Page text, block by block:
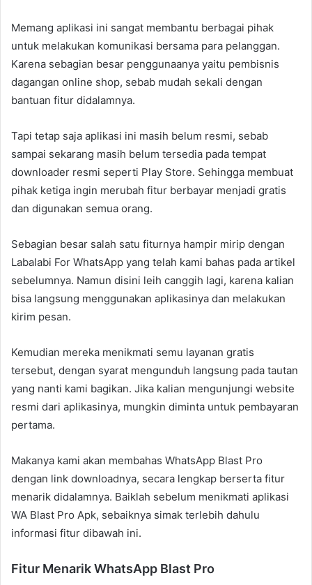
Memang aplikasi ini sangat membantu berbagai pihak
untuk melakukan komunikasi bersama para pelanggan.
Karena sebagian besar penggunaanya yaitu pembisnis
dagangan online shop, sebab mudah sekali dengan
bantuan fitur didalamnya.
Tapi tetap saja aplikasi ini masih belum resmi, sebab
sampai sekarang masih belum tersedia pada tempat
downloader resmi seperti Play Store. Sehingga membuat
pihak ketiga ingin merubah fitur berbayar menjadi gratis
dan digunakan semua orang.
Sebagian besar salah satu fiturnya hampir mirip dengan
Labalabi For WhatsApp yang telah kami bahas pada artikel
sebelumnya. Namun disini leih canggih lagi, karena kalian
bisa langsung menggunakan aplikasinya dan melakukan
kirim pesan.
Kemudian mereka menikmati semu layanan gratis
tersebut, dengan syarat mengunduh langsung pada tautan
yang nanti kami bagikan. Jika kalian mengunjungi website
resmi dari aplikasinya, mungkin diminta untuk pembayaran
pertama.
Makanya kami akan membahas WhatsApp Blast Pro
dengan link downloadnya, secara lengkap berserta fitur
menarik didalamnya. Baiklah sebelum menikmati aplikasi
WA Blast Pro Apk, sebaiknya simak terlebih dahulu
informasi fitur dibawah ini.
Fitur Menarik WhatsApp Blast Pro